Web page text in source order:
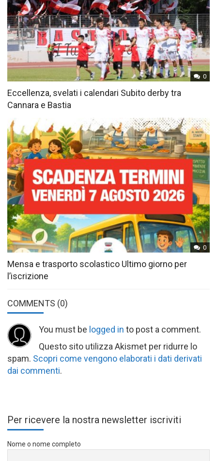
0
Eccellenza, svelati i calendari Subito derby tra
Cannara e Bastia
0
Mensa e trasporto scolastico Ultimo giorno per
l’iscrizione
COMMENTS (0)
You must be logged in to post a comment.
Questo sito utilizza Akismet per ridurre lo
spam. Scopri come vengono elaborati i dati derivati
dai commenti.
Per ricevere la nostra newsletter iscriviti
Nome o nome completo